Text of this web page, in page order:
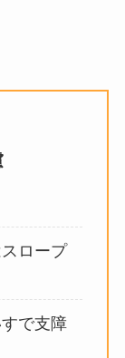
ロープ
で支障